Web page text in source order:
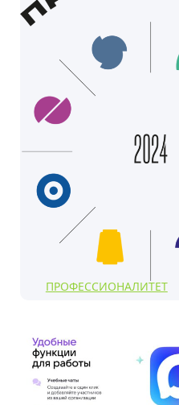
ПРОФЕССИОНАЛИТЕТ